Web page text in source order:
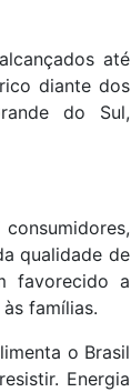
até
diante dos
do Sul,
qualidade de
favorecido a
famílias.
o Brasil
Energia